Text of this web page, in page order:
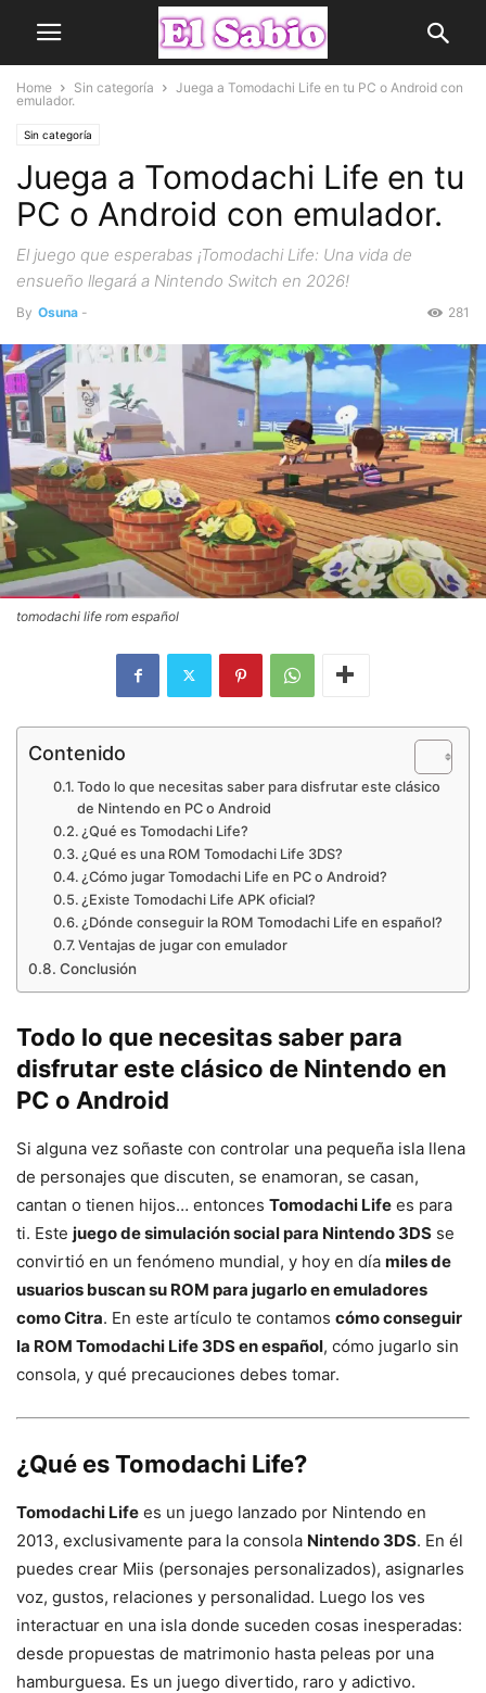
Home Sin categoría
Juega a Tomodachi Life en tu PC o Android con
emulador.
Sin categoría
Juega a Tomodachi Life en tu
PC o Android con emulador.
El juego que esperabas ¡Tomodachi Life: Una vida de
ensueño llegará a Nintendo Switch en 2026!
By Osuna - 281
tomodachi life rom español​
Contenido
Todo lo que necesitas saber para disfrutar este clásico
de Nintendo en PC o Android
¿Qué es Tomodachi Life?
¿Qué es una ROM Tomodachi Life 3DS?
¿Cómo jugar Tomodachi Life en PC o Android?
¿Existe Tomodachi Life APK oficial?
¿Dónde conseguir la ROM Tomodachi Life en español?
Ventajas de jugar con emulador
Conclusión
Todo lo que necesitas saber para
disfrutar este clásico de Nintendo en
PC o Android
Si alguna vez soñaste con controlar una pequeña isla llena
de personajes que discuten, se enamoran, se casan,
cantan o tienen hijos… entonces Tomodachi Life es para
ti. Este juego de simulación social para Nintendo 3DS se
convirtió en un fenómeno mundial, y hoy en día miles de
usuarios buscan su ROM para jugarlo en emuladores
como Citra. En este artículo te contamos cómo conseguir
la ROM Tomodachi Life 3DS en español, cómo jugarlo sin
consola, y qué precauciones debes tomar.
¿Qué esTomodachi Life?
Tomodachi Life es un juego lanzado por Nintendo en
2013, exclusivamente para la consola Nintendo 3DS. En él
puedes crear Miis (personajes personalizados), asignarles
voz, gustos, relaciones y personalidad. Luego los ves
interactuar en una isla donde suceden cosas inesperadas:
desde propuestas de matrimonio hasta peleas por una
hamburguesa. Es un juego divertido, raro y adictivo.